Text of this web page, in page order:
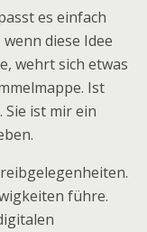
es einfach
diese Idee
wehrt sich etwas
Ist
Sie ist mir ein
führe.